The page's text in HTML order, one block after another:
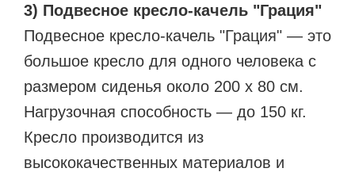
3) Подвесное кресло-качель "Грация"
Подвесное кресло-качель "Грация" — это
большое кресло для одного человека с
размером сиденья около 200 x 80 см.
Нагрузочная способность — до 150 кг.
Кресло производится из
высококачественных материалов и